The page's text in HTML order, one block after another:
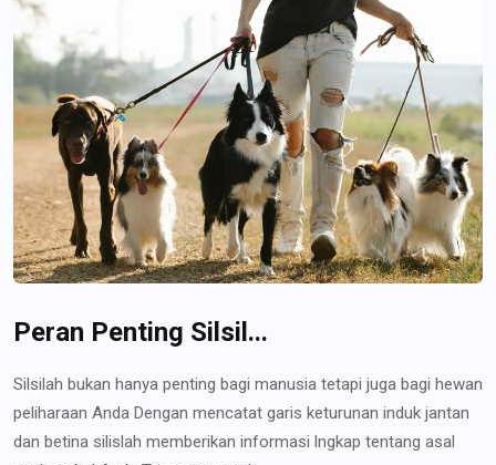
Peran Penting Silsil...
Silsilah bukan hanya penting bagi manusia tetapi juga bagi hewan
peliharaan Anda Dengan mencatat garis keturunan induk jantan
dan betina silislah memberikan informasi lngkap tentang asal